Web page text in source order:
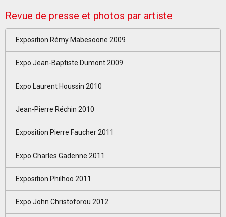
Revue de presse et photos par artiste
Exposition Rémy Mabesoone 2009
Expo Jean-Baptiste Dumont 2009
Expo Laurent Houssin 2010
Jean-Pierre Réchin 2010
Exposition Pierre Faucher 2011
Expo Charles Gadenne 2011
Exposition Philhoo 2011
Expo John Christoforou 2012